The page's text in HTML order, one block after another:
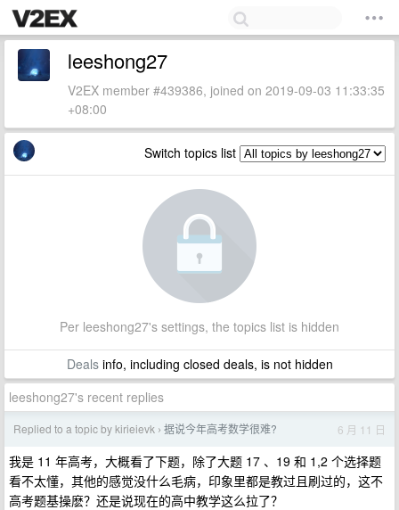
leeshong27
V2EX member #439386, joined on 2019-09-03 11:33:35
+08:00
Switch topics list
Per leeshong27's settings, the topics list is hidden
Dealsinfo, including closed deals, is not hidden
leeshong27's recent replies
Replied to a topic by kirieievk › 据说今年高考数学很难? 6 月 11 日
我是 11 年高考，大概看了下题，除了大题 17 、19 和 1,2 个选择题
看不太懂，其他的感觉没什么毛病，印象里都是教过且刷过的，这不
高考题基操麽？还是说现在的高中教学这么拉了？